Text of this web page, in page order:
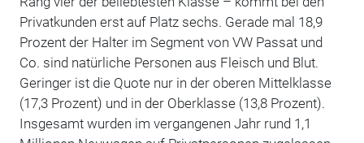
Privatkunden erst auf Platz sechs. Gerade mal 18,9
Prozent der Halter im Segment von VW Passat und
Co. sind natürliche Personen aus Fleisch und Blut.
Geringer ist die Quote nur in der oberen Mittelklasse
(17,3 Prozent) und in der Oberklasse (13,8 Prozent).
Insgesamt wurden im vergangenen Jahr rund 1,1